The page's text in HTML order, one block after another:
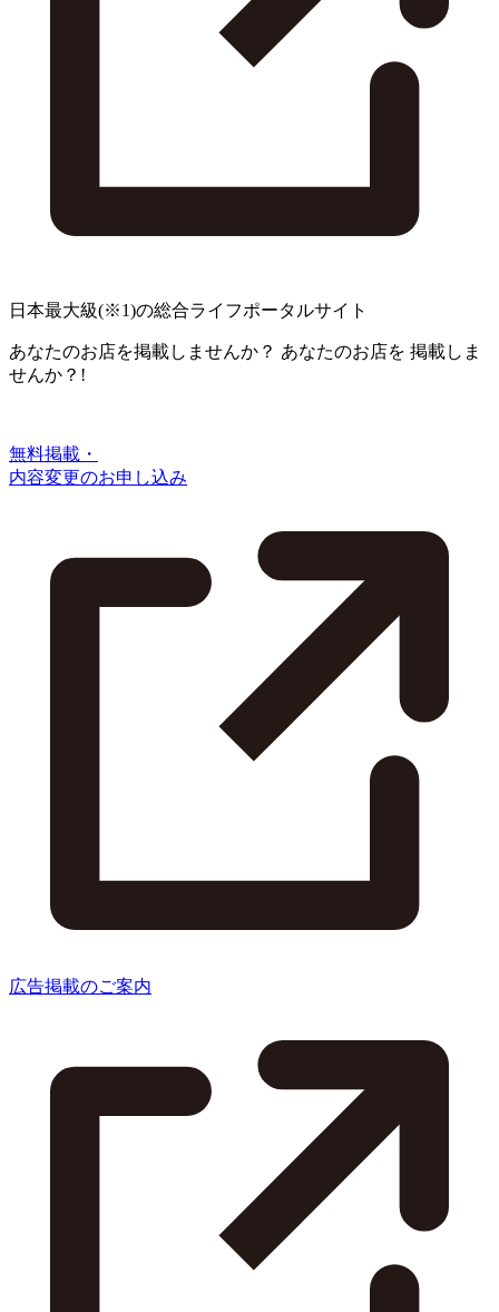
日本最大級(※1)の総合ライフポータルサイト
あなたのお店を掲載しませんか？ あなたのお店を 掲載しま
せんか？!
無料掲載・
内容変更のお申し込み
広告掲載のご案内